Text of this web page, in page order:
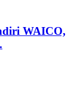
WAICO,